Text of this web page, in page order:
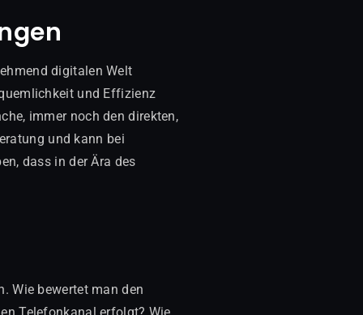
digitalen Welt
und Effizienz
immer noch den direkten,
und kann bei
dass in der Ära des
Wie bewertet man den